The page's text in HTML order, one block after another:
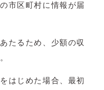
市区町村に情報が届
たるため、少額の収
はじめた場合、最初